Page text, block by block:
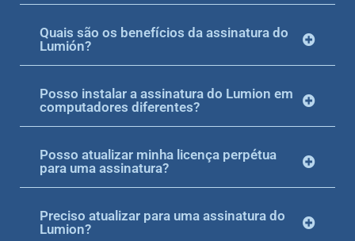
Quais são os benefícios da assinatura do
Lumión?
Posso instalar a assinatura do Lumion em
computadores diferentes?
Posso atualizar minha licença perpétua
para uma assinatura?
Preciso atualizar para uma assinatura do
Lumion?